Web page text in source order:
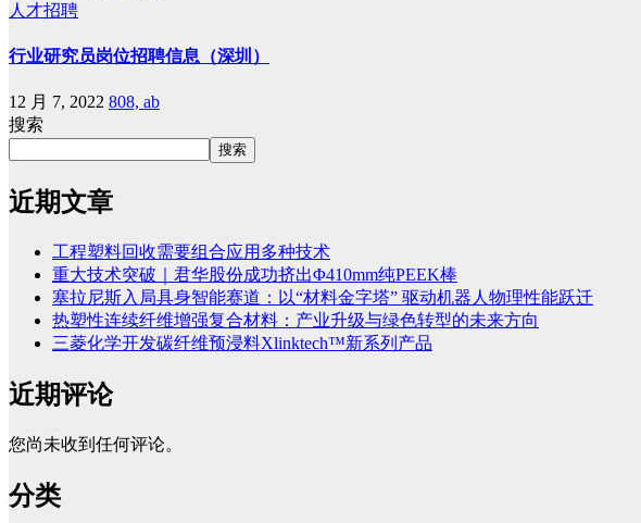
人才招聘
行业研究员岗位招聘信息（深圳）
12 月 7, 2022 808, ab
搜索
搜索
近期文章
工程塑料回收需要组合应用多种技术
重大技术突破｜君华股份成功挤出Φ410mm纯PEEK棒
塞拉尼斯入局具身智能赛道：以“材料金字塔” 驱动机器人物理性能跃迁
热塑性连续纤维增强复合材料：产业升级与绿色转型的未来方向
三菱化学开发碳纤维预浸料Xlinktech™新系列产品
近期评论
您尚未收到任何评论。
分类